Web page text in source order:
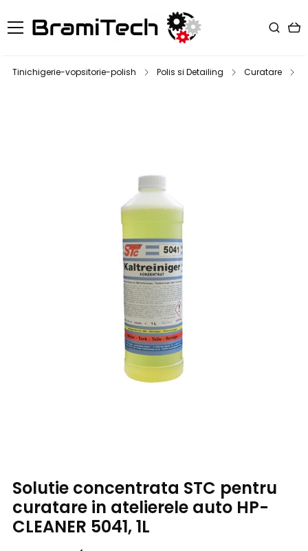
Tinichigerie-vopsitorie-polish Polis si Detailing Curatare
Solutie concentrata STC pentru
curatare in atelierele auto HP-
CLEANER 5041, 1L